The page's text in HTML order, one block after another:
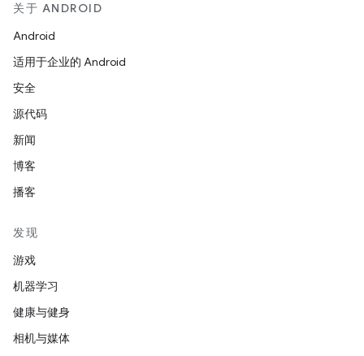
关于 ANDROID
Android
适用于企业的 Android
安全
源代码
新闻
博客
播客
发现
游戏
机器学习
健康与健身
相机与媒体